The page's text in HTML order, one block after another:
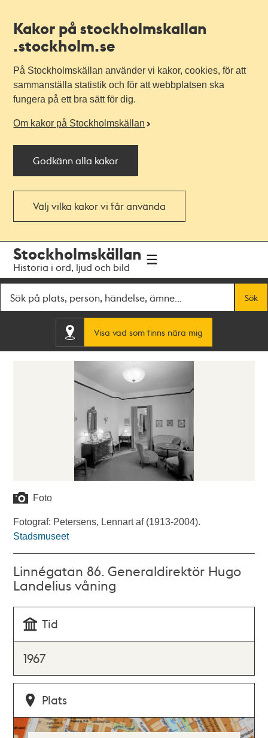
Kakor på stockholmskallan
.stockholm.se
På Stockholmskällan använder vi kakor, cookies, för att
sammanställa statistik och för att webbplatsen ska
fungera på ett bra sätt för dig.
Om kakor på Stockholmskällan
Godkänn alla kakor
Välj vilka kakor vi får använda
navigationen
huvudinnehållet
Stockholmskällan
Historia i ord, ljud och bild
Sök
Visa vad som finns nära mig
Foto
Fotograf: Petersens, Lennart af (1913-2004).
Stadsmuseet
Linnégatan 86. Generaldirektör Hugo
Landelius våning
Tid
1967
Plats